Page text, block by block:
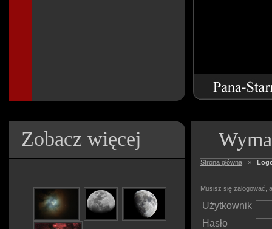
Zobacz więcej
Strona główna »
Musisz się zalogować,
Użytkownik
Hasło